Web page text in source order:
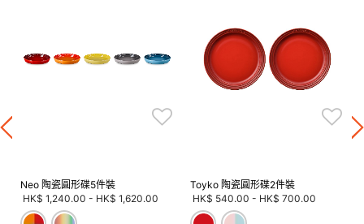
Neo 陶瓷圓形碟5件裝
HK$ 1,240.00 - HK$ 1,620.00
Toyko 陶瓷圓形碟2件裝
HK$ 540.00 - HK$ 700.00